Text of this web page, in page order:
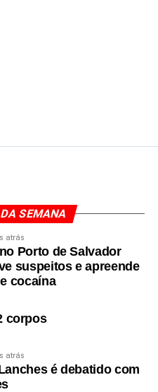
SEMANA
atrás
Porto de Salvador
suspeitos e apreende
cocaína
corpos
atrás
é debatido com